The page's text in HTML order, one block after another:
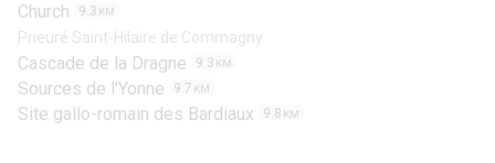
Church 9.3 KM
Prieuré Saint-Hilaire de Commagny
Cascade de la Dragne 9.3 KM
Sources de l'Yonne 9.7 KM
Site gallo-romain des Bardiaux 9.8 KM